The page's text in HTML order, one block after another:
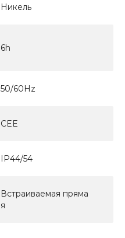
Никель
6h
50/60Hz
CEE
IP44/54
Встраиваемая пряма
я